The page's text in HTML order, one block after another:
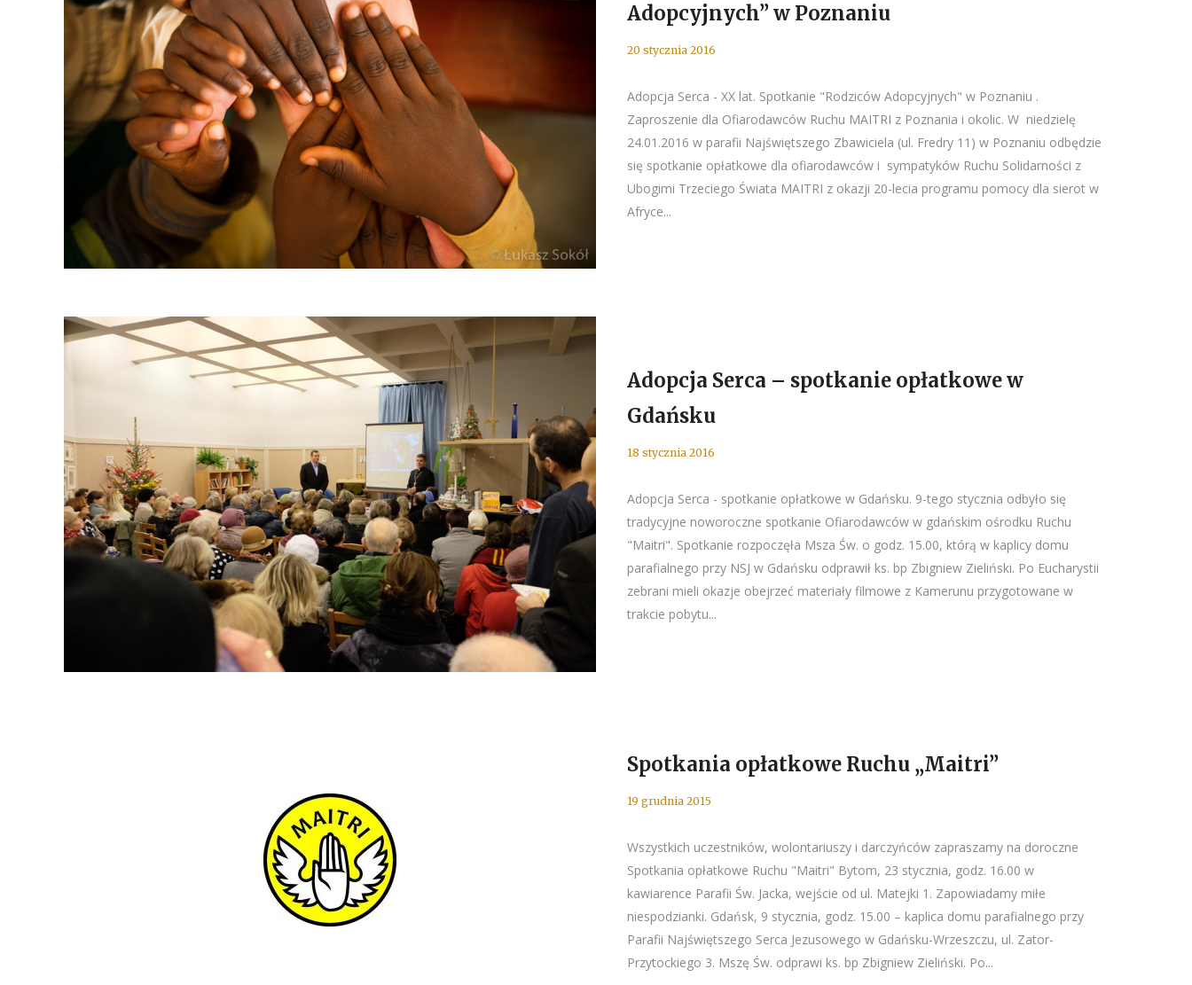
Adopcyjnych” w Poznaniu
20 stycznia 2016
Adopcja Serca - XX lat. Spotkanie "Rodziców Adopcyjnych" w Poznaniu .
Zaproszenie dla Ofiarodawców Ruchu MAITRI z Poznania i okolic. W niedzielę
24.01.2016 w parafii Najświętszego Zbawiciela (ul. Fredry 11) w Poznaniu odbędzie
się spotkanie opłatkowe dla ofiarodawców i sympatyków Ruchu Solidarności z
Ubogimi Trzeciego Świata MAITRI z okazji 20-lecia programu pomocy dla sierot w
Afryce...
Adopcja Serca – spotkanie opłatkowe w
Gdańsku
18 stycznia 2016
Adopcja Serca - spotkanie opłatkowe w Gdańsku. 9-tego stycznia odbyło się
tradycyjne noworoczne spotkanie Ofiarodawców w gdańskim ośrodku Ruchu
"Maitri". Spotkanie rozpoczęła Msza Św. o godz. 15.00, którą w kaplicy domu
parafialnego przy NSJ w Gdańsku odprawił ks. bp Zbigniew Zieliński. Po Eucharystii
zebrani mieli okazje obejrzeć materiały filmowe z Kamerunu przygotowane w
trakcie pobytu...
Spotkania opłatkowe Ruchu „Maitri”
19 grudnia 2015
Wszystkich uczestników, wolontariuszy i darczyńców zapraszamy na doroczne
Spotkania opłatkowe Ruchu "Maitri" Bytom, 23 stycznia, godz. 16.00 w
kawiarence Parafii Św. Jacka, wejście od ul. Matejki 1. Zapowiadamy miłe
niespodzianki. Gdańsk, 9 stycznia, godz. 15.00 – kaplica domu parafialnego przy
Parafii Najświętszego Serca Jezusowego w Gdańsku-Wrzeszczu, ul. Zator-
Przytockiego 3. Mszę Św. odprawi ks. bp Zbigniew Zieliński. Po...